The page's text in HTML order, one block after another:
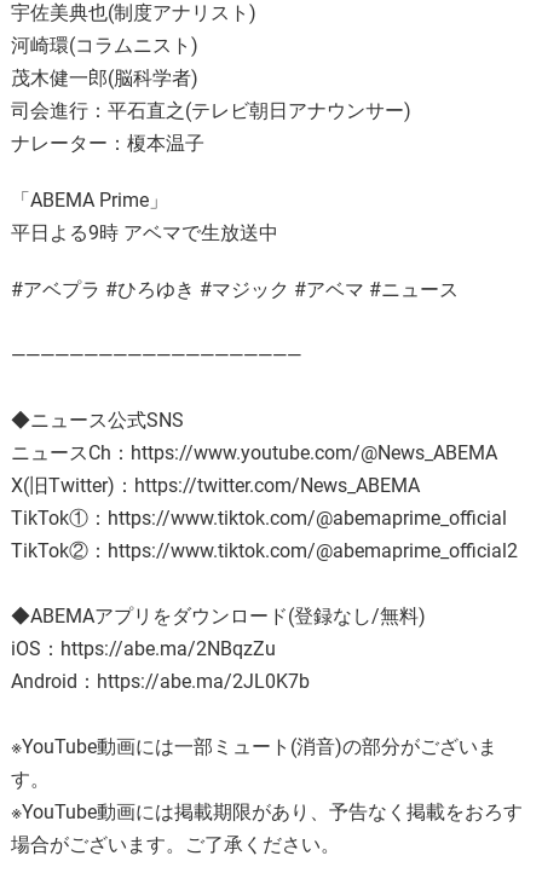
宇佐美典也(制度アナリスト)
河崎環(コラムニスト)
茂木健一郎(脳科学者)
司会進行：平石直之(テレビ朝日アナウンサー)
ナレーター：榎本温子
「ABEMA Prime」
平日よる9時 アベマで生放送中
#アベプラ #ひろゆき #マジック #アベマ #ニュース
————————————————————
◆ニュース公式SNS
ニュースCh：https://www.youtube.com/@News_ABEMA
X(旧Twitter)：https://twitter.com/News_ABEMA
TikTok①：https://www.tiktok.com/@abemaprime_official
TikTok②：https://www.tiktok.com/@abemaprime_official2
◆ABEMAアプリをダウンロード(登録なし/無料)
iOS：https://abe.ma/2NBqzZu
Android：https://abe.ma/2JL0K7b
※YouTube動画には一部ミュート(消音)の部分がございま
す。
※YouTube動画には掲載期限があり、予告なく掲載をおろす
場合がございます。ご了承ください。